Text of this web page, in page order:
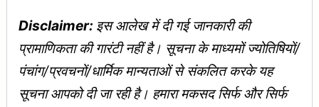
Disclaimer: इस आलेख में दी गई जानकारी की
प्रामाणिकता की गारंटी नहीं है। सूचना के माध्यमों ज्योतिषियों/
पंचांग/प्रवचनों/धार्मिक मान्यताओं से संकलित करके यह
सूचना आपको दी जा रही है। हमारा मकसद सिर्फ और सिर्फ